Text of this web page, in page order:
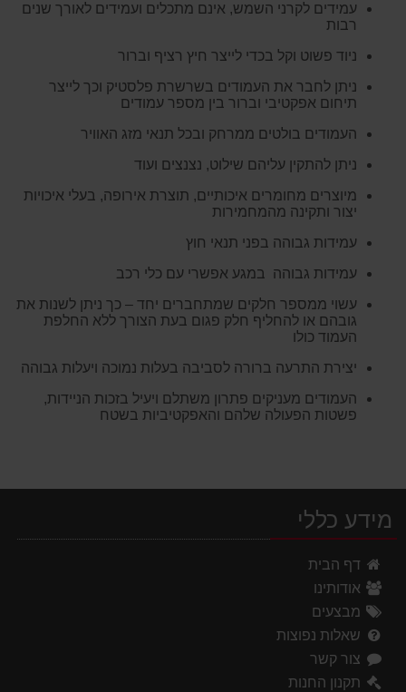
עמידים לקרני השמש, אינם מתכלים ועמידים לאורך שנים
רבות
ניוד פשוט וקל בכדי לייצר חיץ רציף וברור
ניתן לחבר את העמודים בשרשרת פלסטיק וכך לייצר
תיחום אפקטיבי וברור בין מספר עמודים
העמודים בולטים ממרחק ובכל תנאי מזג האוויר
ניתן להתקין עליהם שילוט, נצנצים ועוד
מיוצרים מחומרים איכותיים, תוצרת אירופה, בעלי איכויות
יצור ותקינה מהמחמירות
עמידות גבוהה בפני תנאי חוץ
עמידות גבוהה במגע אפשרי עם כלי רכב
עשוי ממספר חלקים שמתחברים יחד – כך ניתן לשנות את
גובהם או להחליף חלק פגום בעת הצורך ללא החלפת
העמוד כולו
יצירת התרעה ברורה לסביבה בעלות נמוכה ויעלות גבוהה
העמודים מעניקים פתרון משתלם ויעיל בזכות הניידות,
פשטות הפעולה שלהם והאפקטיביות בשטח
מידע כללי
דף הבית
אודותינו
מבצעים
שאלות נפוצות
צור קשר
תקנון החנות